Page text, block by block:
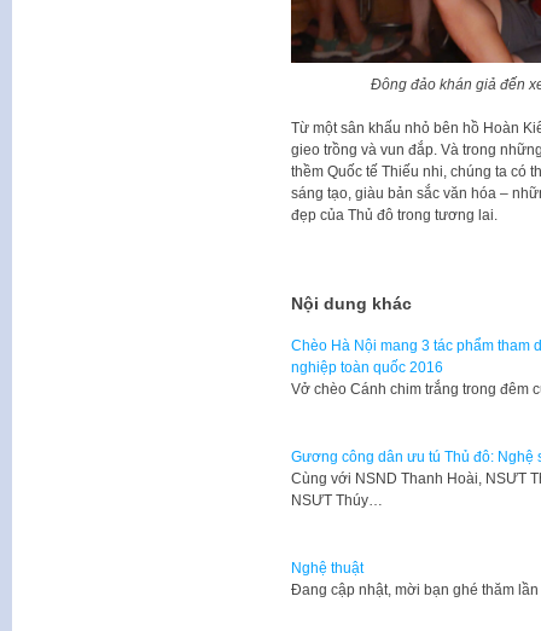
Đông đảo khán giả đến
Từ một sân khấu nhỏ bên hồ Hoàn
gieo trồng và vun đắp. Và trong
thềm Quốc tế Thiếu nhi, chúng ta có
sáng tạo, giàu bản sắc văn hóa –
đẹp của Thủ đô trong tương lai.
Nội dung khác
Chèo Hà Nội mang 3 tác phẩm tham
nghiệp toàn quốc 2016
Vở chèo Cánh chim trắng trong đêm
Gương công dân ưu tú Thủ đô: Nghệ
Cùng với NSND Thanh Hoài, NSƯT
NSƯT Thúy…
Nghệ thuật
​Đang cập nhật, mời bạn ghé thăm lần